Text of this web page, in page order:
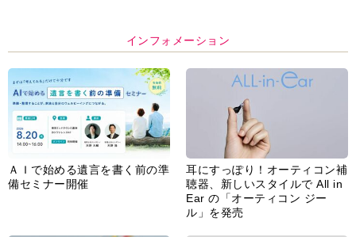
インフォメーション
ＡＩで始める遺言を書く前の準
備セミナー開催
耳にすっぽり！オーティコン補
聴器、新しいスタイルで All in
Ear の「オーティコン ジー
ル」を発売